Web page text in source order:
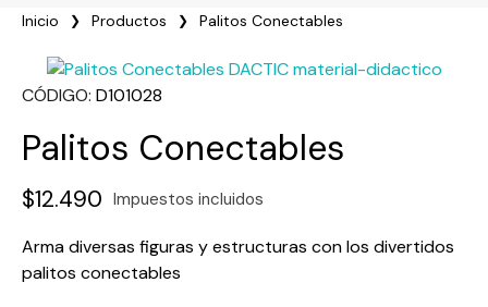
Inicio Productos Palitos Conectables
CÓDIGO D101028
Palitos Conectables
$12.490 Impuestos incluidos
Arma diversas figuras y estructuras con los divertidos
palitos conectables